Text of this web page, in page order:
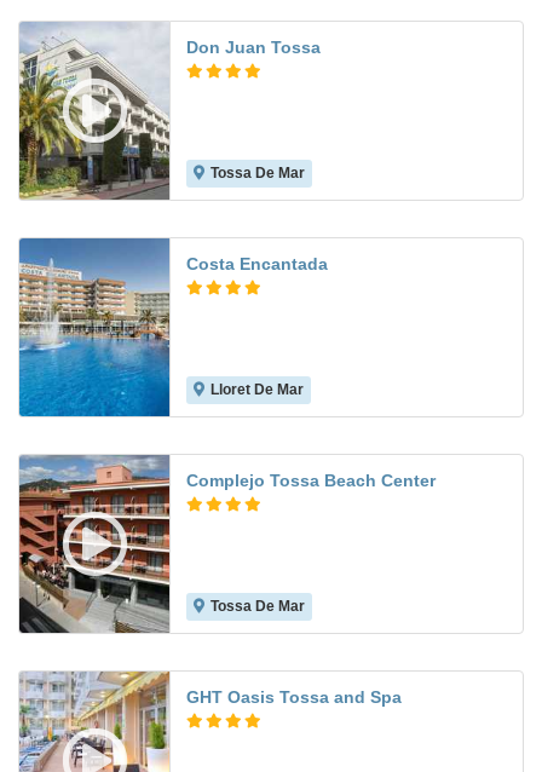
Don Juan Tossa
Tossa De Mar
Costa Encantada
Lloret De Mar
Complejo Tossa Beach Center
Tossa De Mar
GHT Oasis Tossa and Spa